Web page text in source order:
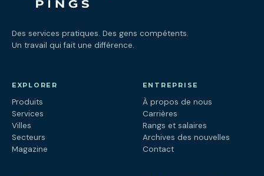
Des services pratiques. Des gens compétents.
Un travail qui fait une différence.
EXPLORER
Produits
Services
Villes
Secteurs
Magazine
ENTREPRISE
À propos de nous
Carrières
Rangs et salaires
Archives des nouvelles
Contact